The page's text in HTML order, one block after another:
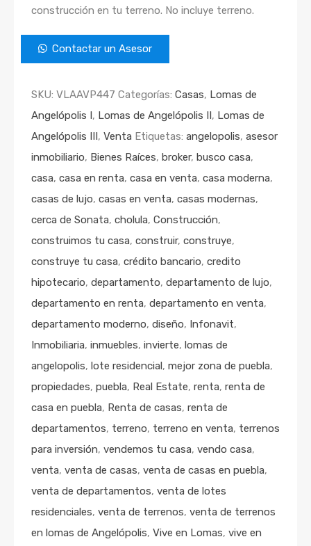
construcción en tu terreno. No incluye terreno.
Contactar un Asesor
SKU: VLAAVP447 Categorías: Casas, Lomas de
Angelópolis I, Lomas de Angelópolis II, Lomas de
Angelópolis III, Venta Etiquetas: angelopolis, asesor
inmobiliario, Bienes Raíces, broker, busco casa,
casa, casa en renta, casa en venta, casa moderna,
casas de lujo, casas en venta, casas modernas,
cerca de Sonata, cholula, Construcción,
construimos tu casa, construir, construye,
construye tu casa, crédito bancario, credito
hipotecario, departamento, departamento de lujo,
departamento en renta, departamento en venta,
departamento moderno, diseño, Infonavit,
Inmobiliaria, inmuebles, invierte, lomas de
angelopolis, lote residencial, mejor zona de puebla,
propiedades, puebla, Real Estate, renta, renta de
casa en puebla, Renta de casas, renta de
departamentos, terreno, terreno en venta, terrenos
para inversión, vendemos tu casa, vendo casa,
venta, venta de casas, venta de casas en puebla,
venta de departamentos, venta de lotes
residenciales, venta de terrenos, venta de terrenos
en lomas de Angelópolis, Vive en Lomas, vive en